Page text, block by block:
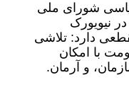
شورای ملی
نیویورک
دارد: تلاشی
با امکان
و آرمان.